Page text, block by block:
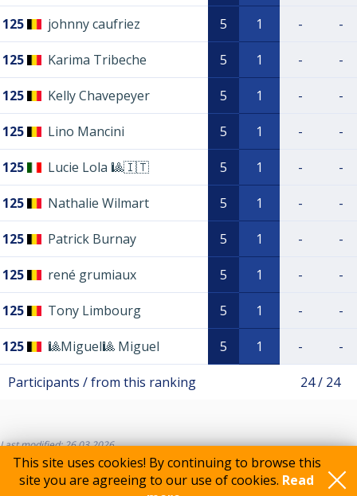
This site uses cookies! By continuing to browse this
site you are agreeing to our use of cookies. Read
125 johnny caufriez 5 1 - -
125 Karima Tribeche 5 1 - -
125 Kelly Chavepeyer 5 1 - -
125 Lino Mancini 5 1 - -
125 Lucie Lola 🎱🇮🇹 5 1 - -
125 Nathalie Wilmart 5 1 - -
125 Patrick Burnay 5 1 - -
125 rené grumiaux 5 1 - -
125 Tony Limbourg 5 1 - -
125 🎱Miguel🎱 Miguel 5 1 - -
Participants / from this ranking 24 / 24
Last modified: 26.03.2026